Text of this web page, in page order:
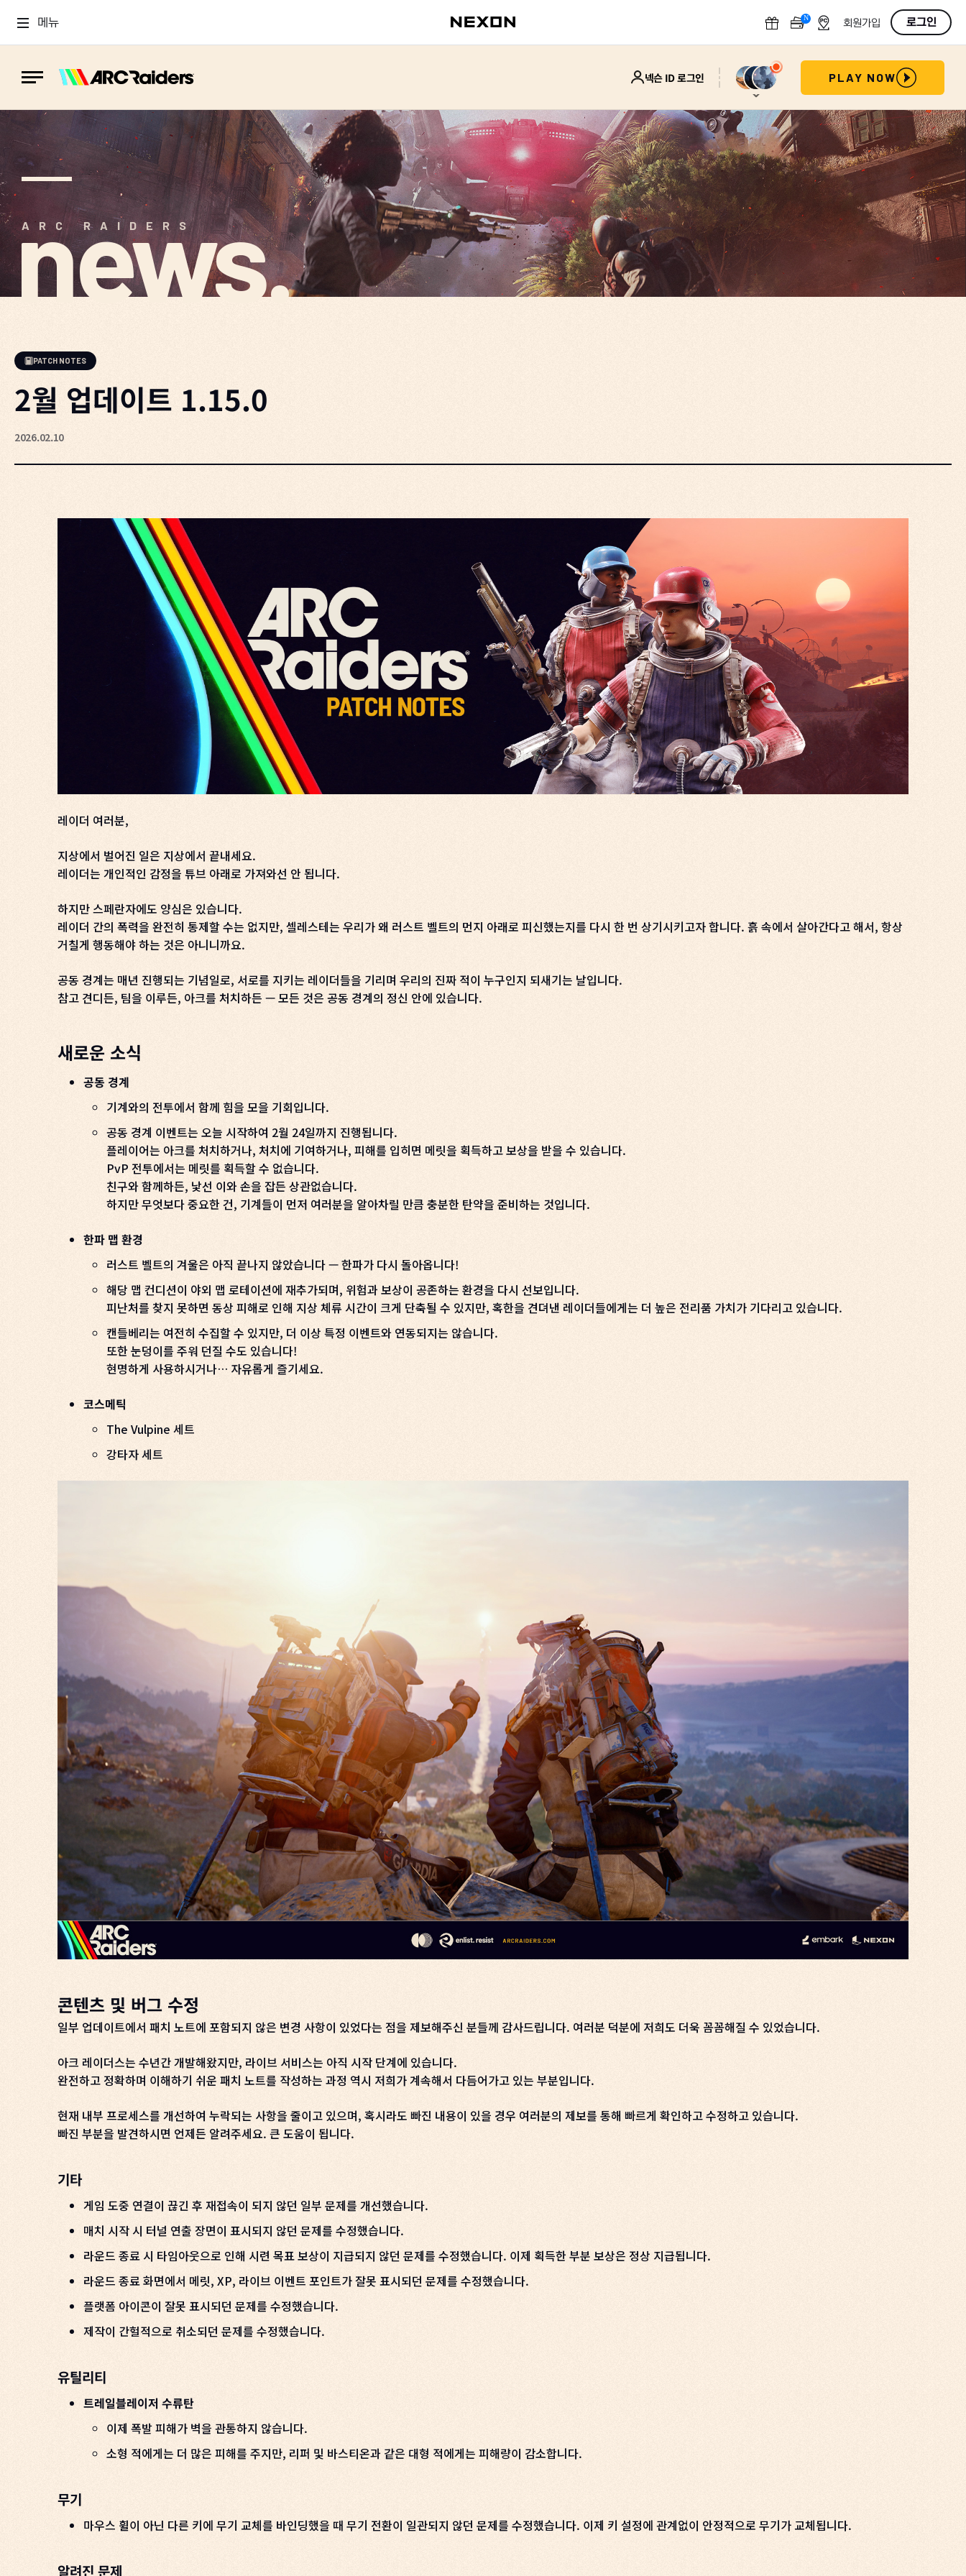
메뉴 N OFF회원가입 로그인
넥슨 ID 로그인 PLAY NOW
ARC RAIDERS
news.
PATCH NOTES
2월 업데이트 1.15.0
2026.02.10
레이더 여러분,
지상에서 벌어진 일은 지상에서 끝내세요.
레이더는 개인적인 감정을 튜브 아래로 가져와선 안 됩니다.
하지만 스페란자에도 양심은 있습니다.
레이더 간의 폭력을 완전히 통제할 수는 없지만, 셀레스테는 우리가 왜 러스트 벨트의 먼지 아래로 피신했는지를 다시 한 번 상기시키고자 합니다. 흙 속에서 살아간다고 해서, 항상
거칠게 행동해야 하는 것은 아니니까요.
공동 경계는 매년 진행되는 기념일로, 서로를 지키는 레이더들을 기리며 우리의 진짜 적이 누구인지 되새기는 날입니다.
참고 견디든, 팀을 이루든, 아크를 처치하든 — 모든 것은 공동 경계의 정신 안에 있습니다.
새로운 소식
공동 경계
기계와의 전투에서 함께 힘을 모을 기회입니다.
공동 경계 이벤트는 오늘 시작하여 2월 24일까지 진행됩니다.
플레이어는 아크를 처치하거나, 처치에 기여하거나, 피해를 입히면 메릿을 획득하고 보상을 받을 수 있습니다.
PvP 전투에서는 메릿를 획득할 수 없습니다.
친구와 함께하든, 낯선 이와 손을 잡든 상관없습니다.
하지만 무엇보다 중요한 건, 기계들이 먼저 여러분을 알아차릴 만큼 충분한 탄약을 준비하는 것입니다.
한파 맵 환경
러스트 벨트의 겨울은 아직 끝나지 않았습니다 — 한파가 다시 돌아옵니다!
해당 맵 컨디션이 야외 맵 로테이션에 재추가되며, 위험과 보상이 공존하는 환경을 다시 선보입니다.
피난처를 찾지 못하면 동상 피해로 인해 지상 체류 시간이 크게 단축될 수 있지만, 혹한을 견뎌낸 레이더들에게는 더 높은 전리품 가치가 기다리고 있습니다.
캔들베리는 여전히 수집할 수 있지만, 더 이상 특정 이벤트와 연동되지는 않습니다.
또한 눈덩이를 주워 던질 수도 있습니다!
현명하게 사용하시거나… 자유롭게 즐기세요.
코스메틱
The Vulpine 세트
강타자 세트
콘텐츠 및 버그 수정
일부 업데이트에서 패치 노트에 포함되지 않은 변경 사항이 있었다는 점을 제보해주신 분들께 감사드립니다. 여러분 덕분에 저희도 더욱 꼼꼼해질 수 있었습니다.
아크 레이더스는 수년간 개발해왔지만, 라이브 서비스는 아직 시작 단계에 있습니다.
완전하고 정확하며 이해하기 쉬운 패치 노트를 작성하는 과정 역시 저희가 계속해서 다듬어가고 있는 부분입니다.
현재 내부 프로세스를 개선하여 누락되는 사항을 줄이고 있으며, 혹시라도 빠진 내용이 있을 경우 여러분의 제보를 통해 빠르게 확인하고 수정하고 있습니다.
빠진 부분을 발견하시면 언제든 알려주세요. 큰 도움이 됩니다.
기타
게임 도중 연결이 끊긴 후 재접속이 되지 않던 일부 문제를 개선했습니다.
매치 시작 시 터널 연출 장면이 표시되지 않던 문제를 수정했습니다.
라운드 종료 시 타임아웃으로 인해 시련 목표 보상이 지급되지 않던 문제를 수정했습니다. 이제 획득한 부분 보상은 정상 지급됩니다.
라운드 종료 화면에서 메릿, XP, 라이브 이벤트 포인트가 잘못 표시되던 문제를 수정했습니다.
플랫폼 아이콘이 잘못 표시되던 문제를 수정했습니다.
제작이 간헐적으로 취소되던 문제를 수정했습니다.
유틸리티
트레일블레이저 수류탄
이제 폭발 피해가 벽을 관통하지 않습니다.
소형 적에게는 더 많은 피해를 주지만, 리퍼 및 바스티온과 같은 대형 적에게는 피해량이 감소합니다.
무기
마우스 휠이 아닌 다른 키에 무기 교체를 바인딩했을 때 무기 전환이 일관되지 않던 문제를 수정했습니다. 이제 키 설정에 관계없이 안정적으로 무기가 교체됩니다.
알려진 문제